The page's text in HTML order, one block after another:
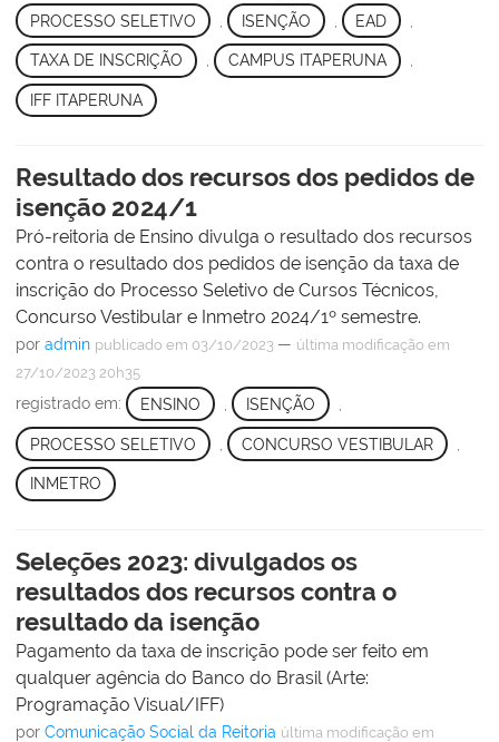
PROCESSO SELETIVO ISENÇÃO EAD
TAXA DE INSCRIÇÃO , CAMPUS ITAPERUNA ,
IFF ITAPERUNA
Resultado dos recursos dos pedidos de
isenção 2024/1
Pró-reitoria de Ensino divulga o resultado dos recursos
contra o resultado dos pedidos de isenção da taxa de
inscrição do Processo Seletivo de Cursos Técnicos,
Concurso Vestibular e Inmetro 2024/1º semestre.
por admin publicado em 03/10/2023 — última modificação em
27/10/2023 20h35
registrado em: ENSINO ISENÇÃO
PROCESSO SELETIVO CONCURSO VESTIBULAR
INMETRO
Seleções 2023: divulgados os
resultados dos recursos contra o
resultado da isenção
Pagamento da taxa de inscrição pode ser feito em
qualquer agência do Banco do Brasil (Arte:
Programação Visual/IFF)
por Comunicação Social da Reitoria última modificação em